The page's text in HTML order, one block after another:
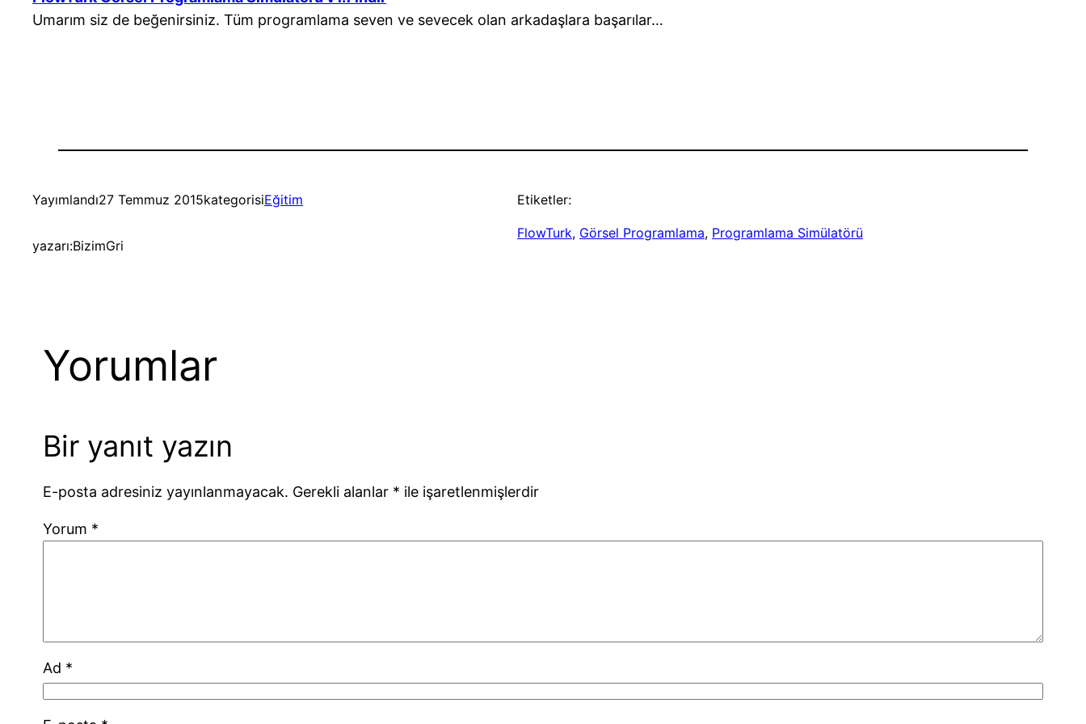
Umarım siz de beğenirsiniz. Tüm programlama seven ve sevecek olan arkadaşlara başarılar…
Yayımlandı27 Temmuz 2015kategorisiEğitim
yazarı:BizimGri
Etiketler:
FlowTurk, Görsel Programlama, Programlama Simülatörü
Yorumlar
Bir yanıt yazın
E-posta adresiniz yayınlanmayacak. Gerekli alanlar * ile işaretlenmişlerdir
Yorum *
Ad *